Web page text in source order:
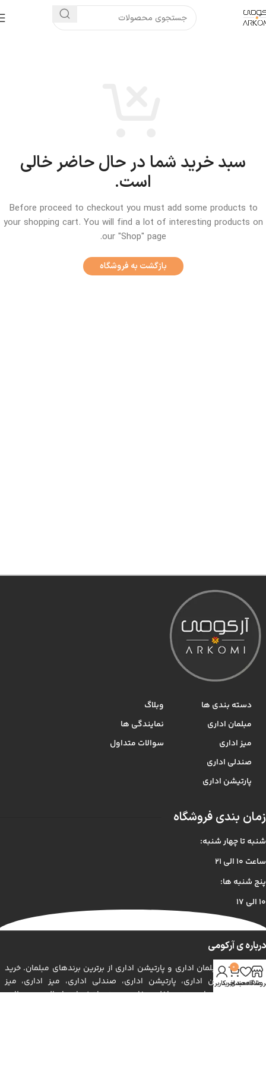
سبد خرید شما در حال حاضر خالی
است.
Before proceed to checkout you must add some products to
your shopping cart. You will find a lot of interesting products on
our "Shop" page.
بازگشت به فروشگاه
دسته بندی ها
مبلمان اداری
میز اداری
صندلی اداری
پارتیشن اداری
وبلاگ
نمایندگی ها
سوالات متداول
زمان بندی فروشگاه
شنبه تا چهار شنبه:
ساعت ۱۰ الی ۲۱
پنج شنبه ها:
۱۰ الی ۱۷
درباره ی آرکومی
فروش انواع مبلمان اداری و پارتیشن اداری از برترین برندهای مبلمان. خرید
اینترنتی مبلمان اداری، پارتیشن اداری، صندلی اداری، میز اداری، میز
کنفرانس از برندهای معتبر داخلی و خارجی به همراه ضمانت اصالت محصولات.
علاقه مندی
0
سبد خرید
حساب کاربری من